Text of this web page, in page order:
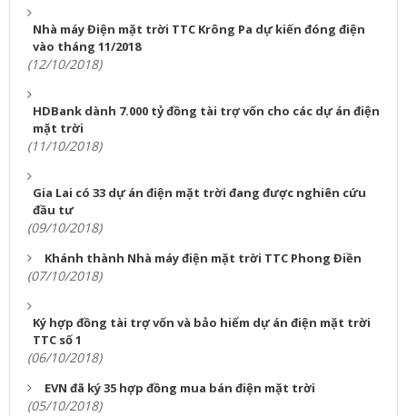
Nhà máy Điện mặt trời TTC Krông Pa dự kiến đóng điện
vào tháng 11/2018
(12/10/2018)
HDBank dành 7.000 tỷ đồng tài trợ vốn cho các dự án điện
mặt trời
(11/10/2018)
Gia Lai có 33 dự án điện mặt trời đang được nghiên cứu
đầu tư
(09/10/2018)
Khánh thành Nhà máy điện mặt trời TTC Phong Điền
(07/10/2018)
Ký hợp đồng tài trợ vốn và bảo hiểm dự án điện mặt trời
TTC số 1
(06/10/2018)
EVN đã ký 35 hợp đồng mua bán điện mặt trời
(05/10/2018)